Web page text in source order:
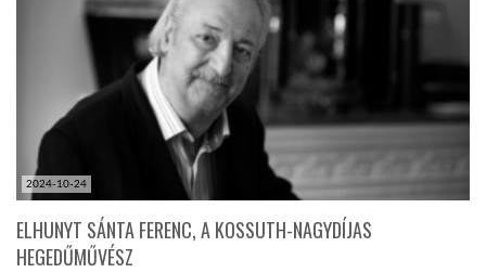
2024-10-24
ELHUNYT SÁNTA FERENC, A KOSSUTH-NAGYDÍJAS
HEGEDŰMŰVÉSZ